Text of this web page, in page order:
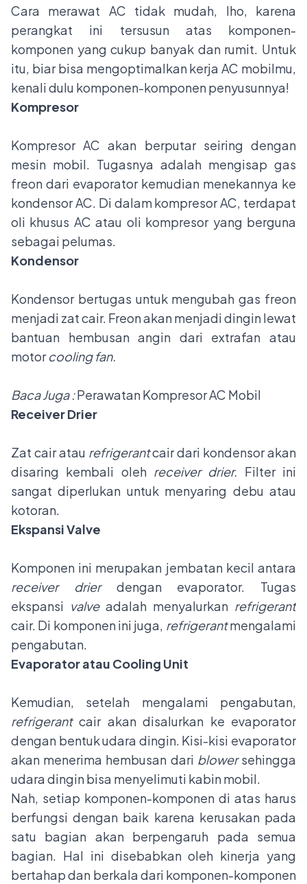
Cara merawat AC tidak mudah, lho, karena
perangkat ini tersusun atas komponen-
komponen yang cukup banyak dan rumit. Untuk
itu, biar bisa mengoptimalkan kerja AC mobilmu,
kenali dulu komponen-komponen penyusunnya!
Kompresor
Kompresor AC akan berputar seiring dengan
mesin mobil. Tugasnya adalah mengisap gas
freon dari evaporator kemudian menekannya ke
kondensor AC. Di dalam kompresor AC, terdapat
oli khusus AC atau oli kompresor yang berguna
sebagai pelumas.
Kondensor
Kondensor bertugas untuk mengubah gas freon
menjadi zat cair. Freon akan menjadi dingin lewat
bantuan hembusan angin dari extrafan atau
motorcooling fan.
Baca Juga :Perawatan Kompresor AC Mobil
Receiver Drier
Zat cair atau refrigerantcair dari kondensor akan
disaring kembali oleh receiver drier. Filter ini
sangat diperlukan untuk menyaring debu atau
kotoran.
Ekspansi Valve
Komponen ini merupakan jembatan kecil antara
receiver drierdengan evaporator. Tugas
ekspansi valveadalah menyalurkan refrigerant
cair. Di komponen ini juga, refrigerantmengalami
pengabutan.
Evaporator atau Cooling Unit
Kemudian, setelah mengalami pengabutan,
refrigerantcair akan disalurkan ke evaporator
dengan bentuk udara dingin. Kisi-kisi evaporator
akan menerima hembusan dari blowersehingga
udara dingin bisa menyelimuti kabin mobil.
Nah, setiap komponen-komponen di atas harus
berfungsi dengan baik karena kerusakan pada
satu bagian akan berpengaruh pada semua
bagian. Hal ini disebabkan oleh kinerja yang
bertahap dan berkala dari komponen-komponen